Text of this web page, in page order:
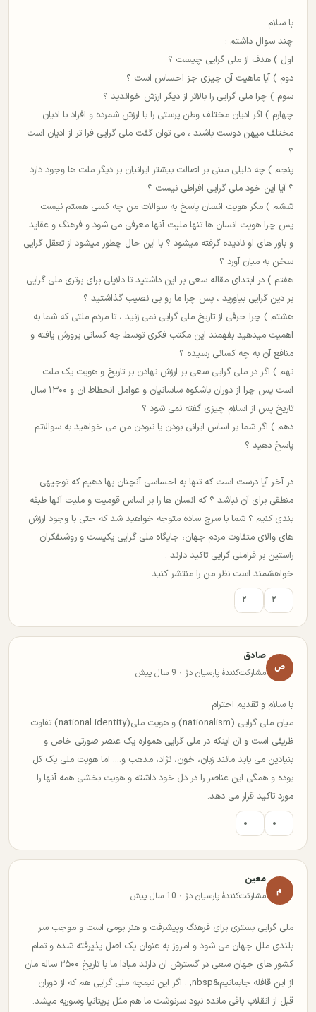
با سلام .
چند سوال داشتم :
اول ) هدف از ملی گرایی چیست ؟
دوم ) آیا ماهیت آن چیزی جز احساس است ؟
سوم ) چرا ملی گرایی را بالاتر از دیگر ارزش خواندید ؟
چهارم ) اگر ادیان مختلف وطن پرستی را با ارزش شمرده و افراد با ادیان
مختلف میهن دوست باشند ، می توان گفت ملی گرایی فرا تر از ادیان است
؟
پنجم ) چه دلیلی مبنی بر اصالت بیشتر ایرانیان بر دیگر ملت ها وجود دارد
؟ آیا این خود ملی گرایی افراطی نیست ؟
ششم ) مگر هویت انسان پاسخ به سوالات من چه کسی هستم نیست
پس چرا هویت انسان ها تنها ملیت آنها معرفی می شود و فرهنگ و عقاید
و باور های او نادیده گرفته میشود ؟ با این حال چطور میشود از تعقل گرایی
سخن به میان آورد ؟
هفتم ) در ابتدای مقاله سعی بر این داشتید تا دلایلی برای برتری ملی گرایی
بر دین گرایی بیاورید ، پس چرا ما رو بی نصیب گذاشتید ؟
هشتم ) چرا حرفی از تاریخ ملی گرایی نمی زنید ، تا مردم ملتی که شما به
اهمیت میدهید بفهمند این مکتب فکری توسط چه کسانی پرورش یافته و
منافع آن به چه کسانی رسیده ؟
نهم ) اگر در ملی گرایی سعی بر ارزش نهادن بر تاریخ و هویت یک ملت
است پس چرا از دوران باشکوه ساسانیان و عوامل انحطاط آن و ۱۳۰۰ سال
تاریخ پس از اسلام چیزی گفته نمی شود ؟
دهم ) اگر شما بر اساس ایرانی بودن یا نبودن من می خواهید به سوالاتم
پاسخ دهید ؟
در آخر آیا درست است که تنها به احساسی آنچنان بها دهیم که توجیهی
منطقی برای آن نباشد ؟ که انسان ها را بر اساس قومیت و ملیت آنها طبقه
بندی کنیم ؟ شما با سرچ ساده متوجه خواهید شد که حتی با وجود ارزش
های والای متفاوت مردم جهان، جایگاه ملی گرایی یکیست و روشنفکران
راستین بر فراملی گرایی تاکید دارند .
خواهشمند است نظر من را منتشر کنید .
۲ ۲
ص
صادق
مشارکت‌کنندهٔ پارسیان دژ · 9 سال پیش
با سلام و تقدیم احترام
میان ملی گرایی (nationalism) و هویت ملی(national identity) تفاوت
ظریفی است و آن اینکه در ملی گرایی همواره یک عنصر صورتی خاص و
بنیادین می یابد مانند زبان، خون، نژاد، مذهب و.... اما هویت ملی یک کل
بوده و همگی این عناصر را در دل خود داشته و هویت بخشی همه آنها را
مورد تاکید قرار می دهد.
۰ ۰
م
معین
مشارکت‌کنندهٔ پارسیان دژ · 10 سال پیش
ملی گرایی بستری برای فرهنگ وپیشرفت و هنر بومی است و موجب سر
بلندی ملل جهان می شود و امروز به عنوان یک اصل پذیرفته شده و تمام
کشور های جهان سعی در گسترش ان دارند مبادا ما با تاریخ ۲۵۰۰ ساله مان
از این قافله جابمانیم&nbsp; . اگر این نیمچه ملی گرایی هم که از دوران
قبل از انقلاب باقی مانده نبود سرنوشت ما هم مثل بریتانیا وسوریه میشد.